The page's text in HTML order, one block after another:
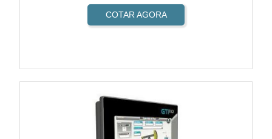
COTAR AGORA